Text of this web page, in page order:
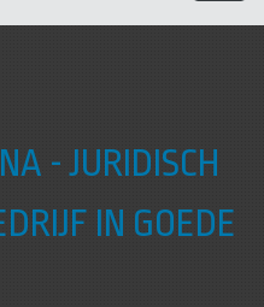
- JURIDISCH
IN GOEDE